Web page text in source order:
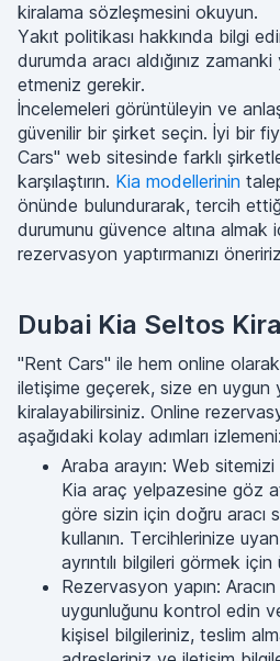
kiralama sözleşmesini okuyun.
Yakıt politikası hakkında bilgi
durumda aracı aldığınız
etmeniz gerekir.
İncelemeleri görüntüleyin ve
güvenilir bir şirket seçin. İyi bir
Cars" web sitesinde farklı
karşılaştırın. Kia modellerinin
önünde bulundurarak, tercih
durumunu güvence altına almak
rezervasyon yaptırmanızı
Dubai Kia Seltos
"Rent Cars" ile hem online olarak
iletişime geçerek, size en uygun
kiralayabilirsiniz. Online
aşağıdaki kolay adımları
Araba arayın: Web
Kia araç yelpazesine göz
göre sizin için doğru aracı
kullanın. Tercihlerinize
ayrıntılı bilgileri görmek için
Rezervasyon yapın:
uygunluğunu kontrol edin
kişisel bilgileriniz, teslim